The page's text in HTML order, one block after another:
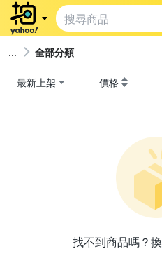
全部分類
最新上架 價格
找不到商品嗎？